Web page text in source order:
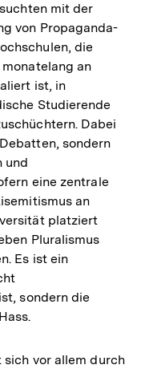
mit der
von Propaganda-
die
an
ist, in
Studierende
Dabei
sondern
und
eine zentrale
an
platziert
Pluralismus
Es ist ein
sondern die
vor allem durch